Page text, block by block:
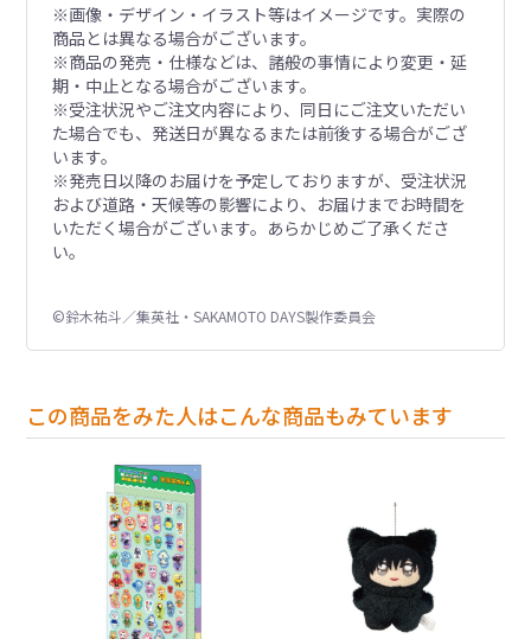
※画像・デザイン・イラスト等はイメージです。実際の
商品とは異なる場合がございます。
※商品の発売・仕様などは、諸般の事情により変更・延
期・中止となる場合がございます。
※受注状況やご注文内容により、同日にご注文いただい
た場合でも、発送日が異なるまたは前後する場合がござ
います。
※発売日以降のお届けを予定しておりますが、受注状況
および道路・天候等の影響により、お届けまでお時間を
いただく場合がございます。あらかじめご了承くださ
い。
©鈴木祐斗／集英社・SAKAMOTO DAYS製作委員会
この商品をみた人はこんな商品もみています